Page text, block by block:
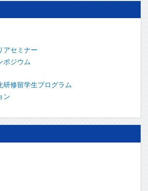
アセミナー
ポジウム
研修留学生プログラム
ン